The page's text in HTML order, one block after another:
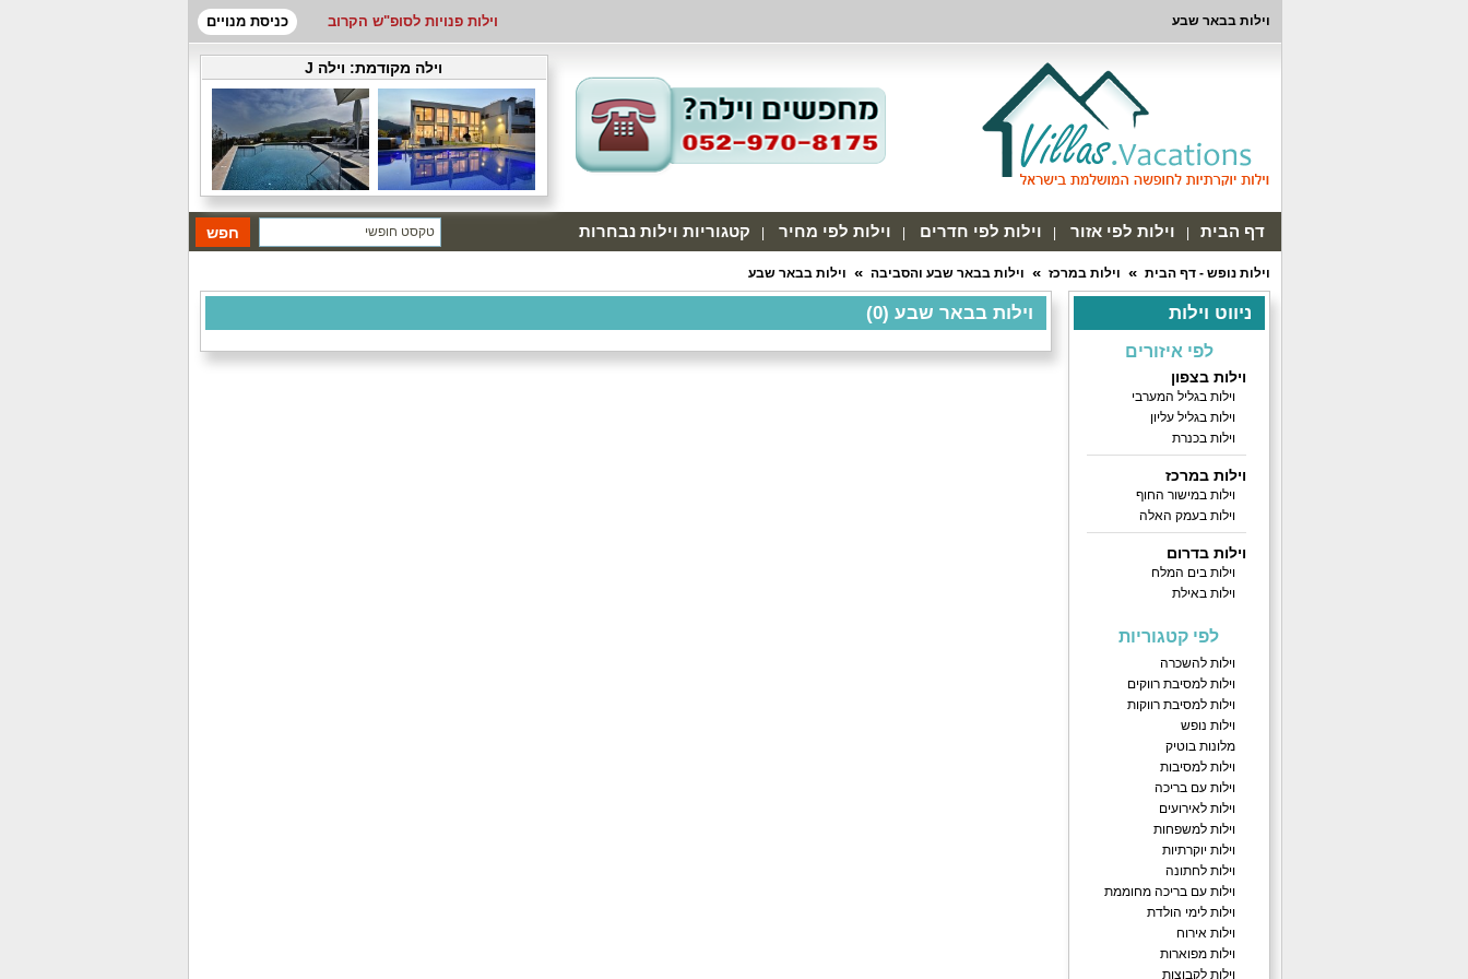
וילות בבאר שבע וילות פנויות לסופ"ש הקרוב כניסת מנויים
וילה מקודמת: וילה J
דף הבית וילות לפי אזור וילות לפי חדרים וילות לפי מחיר קטגוריות וילות נבחרות
וילות נופש - דף הבית וילות במרכז וילות בבאר שבע והסביבה וילות בבאר שבע
ניווט וילות
לפי איזורים
וילות בצפון
וילות בגליל המערבי
וילות בגליל עליון
וילות בכנרת
וילות במרכז
וילות במישור החוף
וילות בעמק האלה
וילות בדרום
וילות בים המלח
וילות באילת
לפי קטגוריות
וילות להשכרה
וילות למסיבת רווקים
וילות למסיבת רווקות
וילות נופש
מלונות בוטיק
וילות למסיבות
וילות עם בריכה
וילות לאירועים
וילות למשפחות
וילות יוקרתיות
וילות לחתונה
וילות עם בריכה מחוממת
וילות לימי הולדת
וילות אירוח
וילות מפוארות
וילות לקבוצות
וילות בבאר שבע (0)